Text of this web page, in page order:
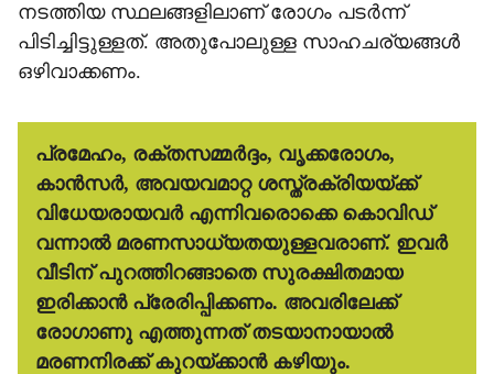
നടത്തിയ സ്ഥലങ്ങളിലാണ് രോഗം പടര്‍ന്ന്
പിടിച്ചിട്ടുള്ളത്. അതുപോലുള്ള സാഹചര്യങ്ങള്‍
ഒഴിവാക്കണം.
പ്രമേഹം, രക്തസമ്മര്‍ദ്ദം, വൃക്കരോഗം,
കാന്‍സര്‍, അവയവമാറ്റ ശസ്ത്രക്രിയയ്ക്ക്
വിധേയരായവര്‍ എന്നിവരൊക്കെ കൊവിഡ്
വന്നാല്‍ മരണസാധ്യതയുള്ളവരാണ്. ഇവര്‍
വീടിന് പുറത്തിറങ്ങാതെ സുരക്ഷിതമായ
ഇരിക്കാന്‍ പ്രേരിപ്പിക്കണം. അവരിലേക്ക്
രോഗാണു എത്തുന്നത് തടയാനായാല്‍
മരണനിരക്ക് കുറയ്ക്കാന്‍ കഴിയും.